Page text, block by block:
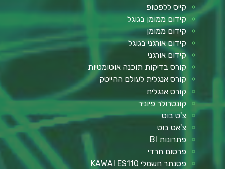
קייס ללפטופ
קידום ממומן בגוגל
קידום ממומן
קידום אורגני בגוגל
קידום אורגני
קורס בדיקות תוכנה אוטומטיות
קורס אנגלית לעולם ההייטק
קורס אנגלית
קונטרולר פיוניר
צ'ט בוט
צ'אט בוט
פתרונות BI
פרסום חרדי
פסנתר חשמלי KAWAI ES110